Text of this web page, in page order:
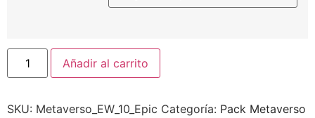
Añadir al carrito
SKU: Metaverso_EW_10_Epic Categoría: Pack Metaverso